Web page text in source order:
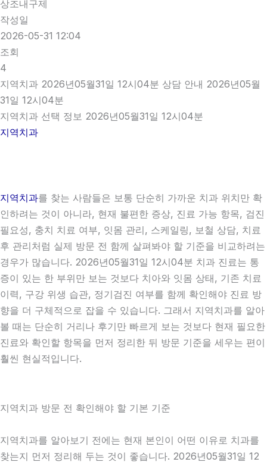
상조내구제
작성일
2026-05-31 12:04
조회
4
지역치과 2026년05월31일 12시04분 상담 안내 2026년05월
31일 12시04분
지역치과 선택 정보 2026년05월31일 12시04분
지역치과
지역치과를 찾는 사람들은 보통 단순히 가까운 치과 위치만 확
인하려는 것이 아니라, 현재 불편한 증상, 진료 가능 항목, 검진
필요성, 충치 치료 여부, 잇몸 관리, 스케일링, 보철 상담, 치료
후 관리처럼 실제 방문 전 함께 살펴봐야 할 기준을 비교하려는
경우가 많습니다. 2026년05월31일 12시04분 치과 진료는 통
증이 있는 한 부위만 보는 것보다 치아와 잇몸 상태, 기존 치료
이력, 구강 위생 습관, 정기검진 여부를 함께 확인해야 진료 방
향을 더 구체적으로 잡을 수 있습니다. 그래서 지역치과를 알아
볼 때는 단순히 거리나 후기만 빠르게 보는 것보다 현재 필요한
진료와 확인할 항목을 먼저 정리한 뒤 방문 기준을 세우는 편이
훨씬 현실적입니다.
지역치과 방문 전 확인해야 할 기본 기준
지역치과를 알아보기 전에는 현재 본인이 어떤 이유로 치과를
찾는지 먼저 정리해 두는 것이 좋습니다. 2026년05월31일 12